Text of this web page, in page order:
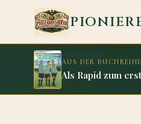
Zum Inhalt springen
AUS DER BUCHREIHE
Als Rapid zum